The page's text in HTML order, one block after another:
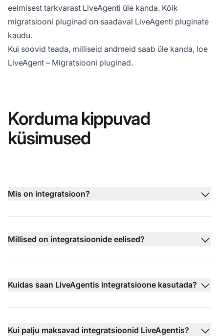
eelmisest tarkvarast LiveAgenti üle kanda. Kõik
migratsiooni pluginad on saadaval LiveAgenti pluginate
kaudu.
Kui soovid teada, milliseid andmeid saab üle kanda, loe
LiveAgent – Migratsiooni pluginad.
Korduma kippuvad
küsimused
Mis on integratsioon?
Millised on integratsioonide eelised?
Kuidas saan LiveAgentis integratsioone kasutada?
Kui palju maksavad integratsioonid LiveAgentis?